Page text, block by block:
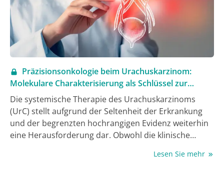
Präzisionsonkologie beim Urachuskarzinom:
Molekulare Charakterisierung als Schlüssel zur
personalisierten Therapie
Die systemische Therapie des Urachuskarzinoms
(UrC) stellt aufgrund der Seltenheit der Erkrankung
und der begrenzten hochrangigen Evidenz weiterhin
eine Herausforderung dar. Obwohl die klinische
prospektive Studiendaten selten und häufig limitiert.
Lesen Sie mehr